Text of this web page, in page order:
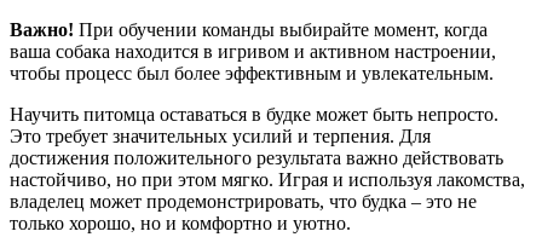
Важно! При обучении команды выбирайте момент, когда
ваша собака находится в игривом и активном настроении,
чтобы процесс был более эффективным и увлекательным.
Научить питомца оставаться в будке может быть непросто.
Это требует значительных усилий и терпения. Для
достижения положительного результата важно действовать
настойчиво, но при этом мягко. Играя и используя лакомства,
владелец может продемонстрировать, что будка – это не
только хорошо, но и комфортно и уютно.